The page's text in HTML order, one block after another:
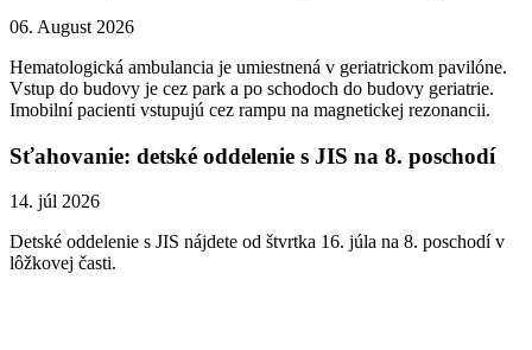
06. August 2026
Hematologická ambulancia je umiestnená v geriatrickom pavilóne.
Vstup do budovy je cez park a po schodoch do budovy geriatrie.
Imobilní pacienti vstupujú cez rampu na magnetickej rezonancii.
Sťahovanie: detské oddelenie s JIS na 8. poschodí
14. júl 2026
Detské oddelenie s JIS nájdete od štvrtka 16. júla na 8. poschodí v
lôžkovej časti.